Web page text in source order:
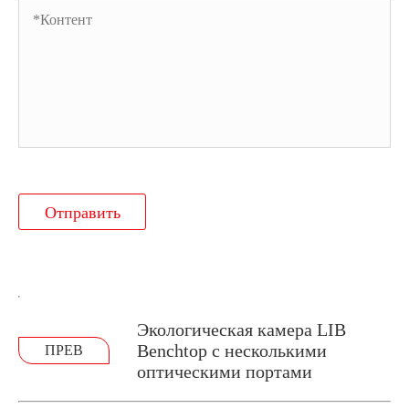
Отправить
ПРЕВ
Экологическая камера LIB
Benchtop с несколькими
оптическими портами